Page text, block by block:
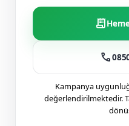
receipt_long
call
Kampanya
değerlendirilmektedir.